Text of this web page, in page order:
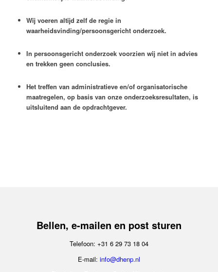
Wij voeren altijd zelf de regie in
waarheidsvinding/persoonsgericht onderzoek.
In persoonsgericht onderzoek voorzien wij niet in advies
en trekken geen conclusies.
Het treffen van administratieve en/of organisatorische
maatregelen, op basis van onze onderzoeksresultaten, is
uitsluitend aan de opdrachtgever.
Bellen, e-mailen en post sturen
Telefoon: +31 6 29 73 18 04
E-mail: info@dhenp.nl